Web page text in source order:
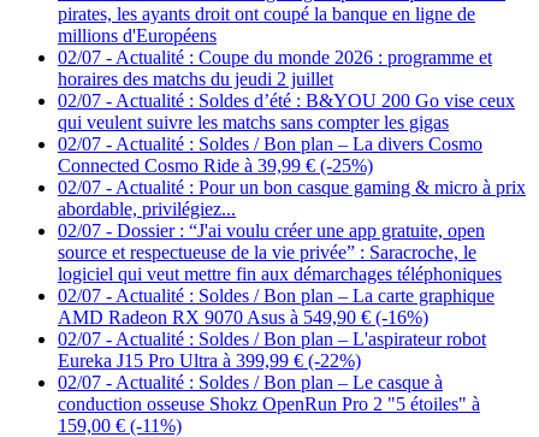
pirates, les ayants droit ont coupé la banque en ligne de
millions d'Européens
02/07 - Actualité : Coupe du monde 2026 : programme et
horaires des matchs du jeudi 2 juillet
02/07 - Actualité : Soldes d’été : B&YOU 200 Go vise ceux
qui veulent suivre les matchs sans compter les gigas
02/07 - Actualité : Soldes / Bon plan – La divers Cosmo
Connected Cosmo Ride à 39,99 € (-25%)
02/07 - Actualité : Pour un bon casque gaming & micro à prix
abordable, privilégiez...
02/07 - Dossier : “J'ai voulu créer une app gratuite, open
source et respectueuse de la vie privée” : Saracroche, le
logiciel qui veut mettre fin aux démarchages téléphoniques
02/07 - Actualité : Soldes / Bon plan – La carte graphique
AMD Radeon RX 9070 Asus à 549,90 € (-16%)
02/07 - Actualité : Soldes / Bon plan – L'aspirateur robot
Eureka J15 Pro Ultra à 399,99 € (-22%)
02/07 - Actualité : Soldes / Bon plan – Le casque à
conduction osseuse Shokz OpenRun Pro 2 "5 étoiles" à
159,00 € (-11%)